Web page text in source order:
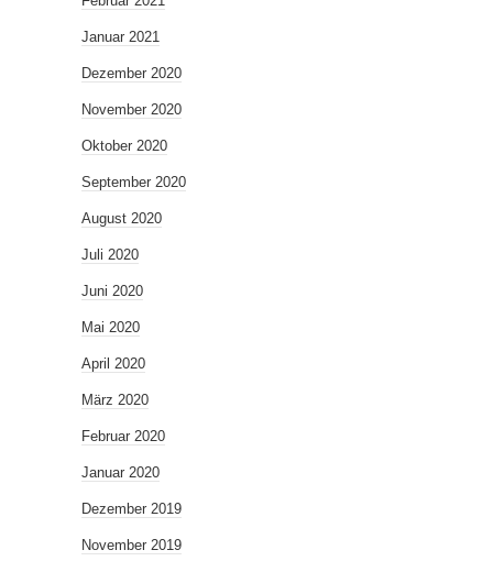
Januar 2021
Dezember 2020
November 2020
Oktober 2020
September 2020
August 2020
Juli 2020
Juni 2020
Mai 2020
April 2020
März 2020
Februar 2020
Januar 2020
Dezember 2019
November 2019